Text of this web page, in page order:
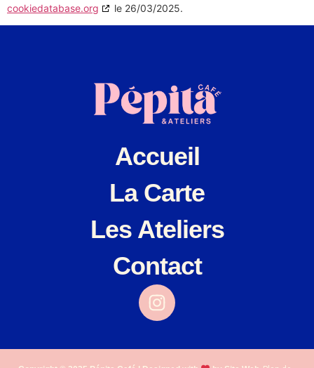
cookiedatabase.org
le 26/03/2025.
Accueil
La Carte
Les Ateliers
Contact